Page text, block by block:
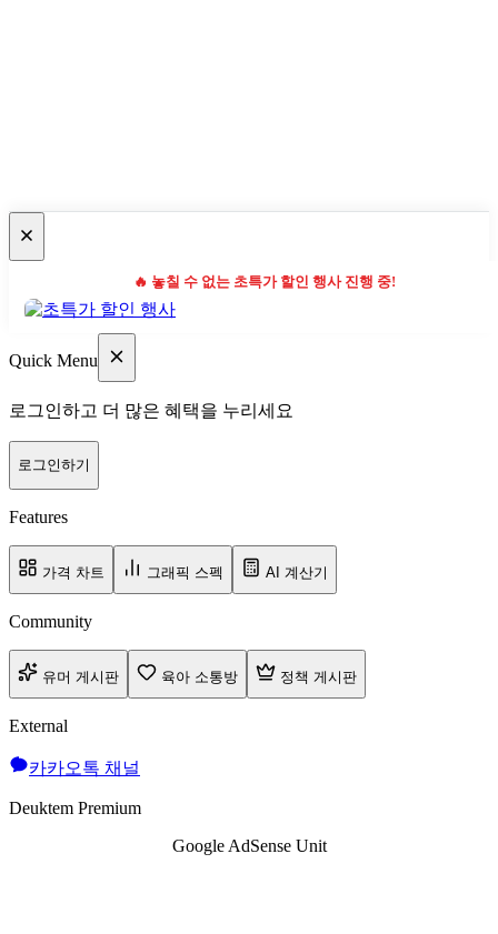
🔥 놓칠 수 없는 초특가 할인 행사 진행 중!
Quick Menu
로그인하고 더 많은 혜택을 누리세요
로그인하기
Features
가격 차트 그래픽 스펙 AI 계산기
Community
유머 게시판 육아 소통방 정책 게시판
External
카카오톡 채널
Deuktem Premium
Google AdSense Unit